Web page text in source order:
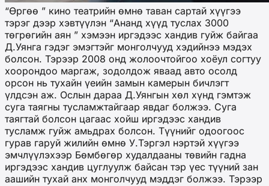
“Өргөө ” кино театрийн өмнө таван сартай хүүгээ
тэрэг дээр хэвтүүлэн “Ананд хүүд туслах 3000
төгрөгийн аян ” хэмээн иргэдээс хандив гуйж байгаа
Д.Уянга гэдэг эмэгтэйг монголчууд хэдийнээ мэдэх
болсон. Тэрээр 2008 онд жолоочтойгоо хоёул согтуу
хоорондоо маргаж, зодолдож яваад авто осолд
орсон нь тухайн үеийн замын камерын бичлэгт
үлдсэн аж. Ослын дараа Д.Уянгын хөл хүнд гэмтэж
суга таягны тусламжтайгаар явдаг болжээ. Суга
таягтай болсон цагаас хойш иргэдээс хандив
тусламж гуйж амьдрах болсон. Түүнийг одоогоос
гурав гаруй жилийн өмнө У.Тэргэл нэртэй хүүгээ
эмчлүүлэхээр Бөмбөгөр худалдааны төвийн гадна
иргэдээс хандив цуглуулж байсан тэр үес түүний зан
аашийн тухай анх монголчууд мэддэг болжээ. Тэрээр